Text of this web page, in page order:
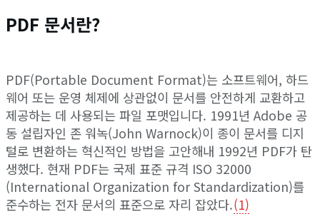
PDF 문서란?
PDF(Portable Document Format)는 소프트웨어, 하드
웨어 또는 운영 체제에 상관없이 문서를 안전하게 교환하고
제공하는 데 사용되는 파일 포맷입니다. 1991년 Adobe 공
동 설립자인 존 워녹(John Warnock)이 종이 문서를 디지
털로 변환하는 혁신적인 방법을 고안해내 1992년 PDF가 탄
생했다. 현재 PDF는 국제 표준 규격 ISO 32000
(International Organization for Standardization)를
준수하는 전자 문서의 표준으로 자리 잡았다.(1)